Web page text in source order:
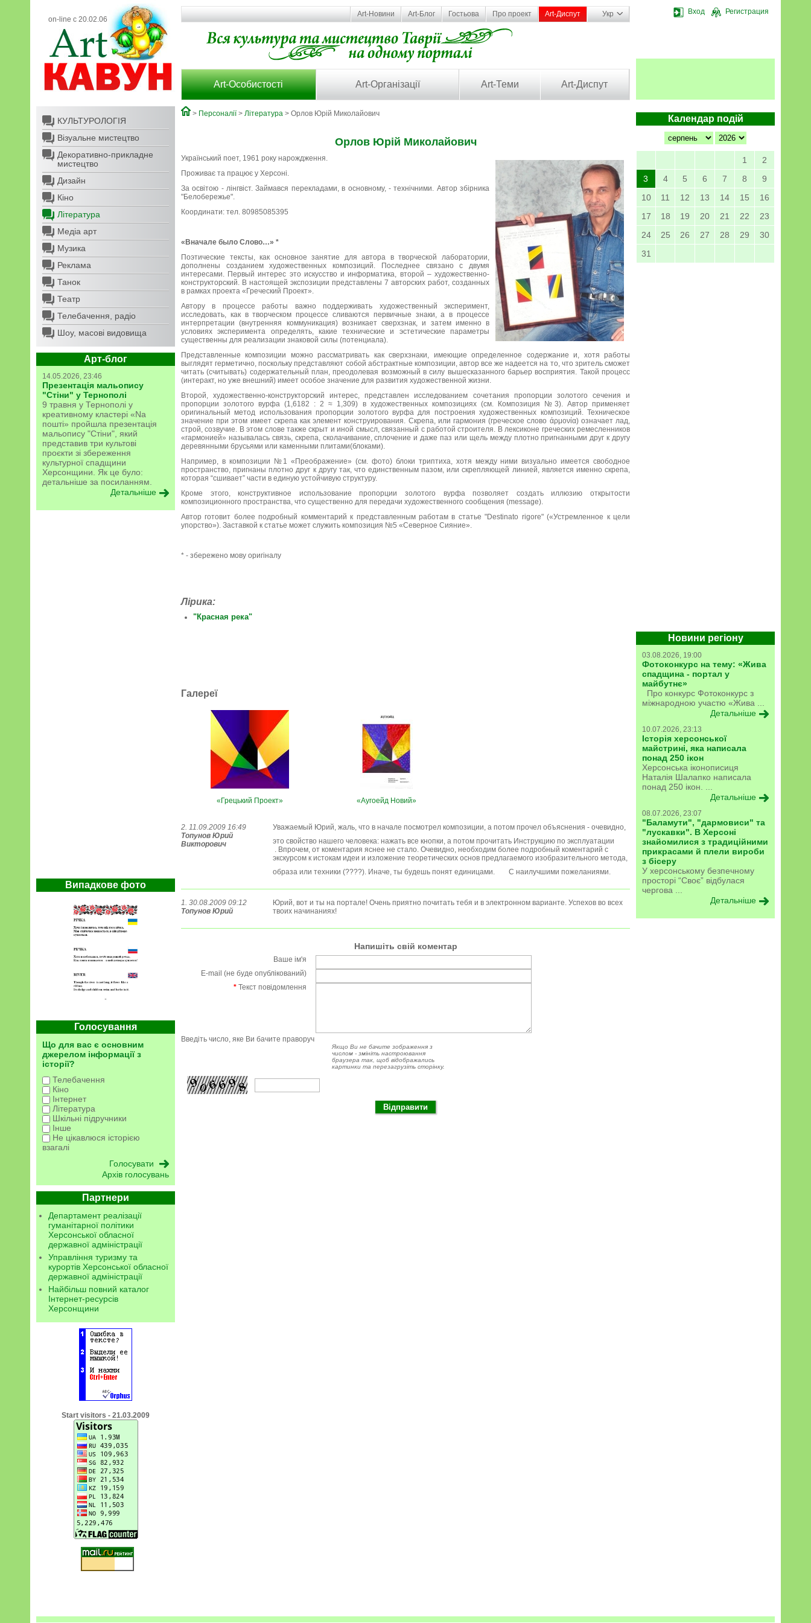
on-line с 20.02.06
Вход Регистрация
Art-Новини Art-Блог Гостьова Про проект Art-Диспут Укр
Art-Особистості Art-Організації Art-Теми Art-Диспут
КУЛЬТУРОЛОГІЯ
Візуальне мистецтво
Декоративно-прикладне
мистецтво
Дизайн
Кіно
Література
Медіа арт
Музика
Реклама
Танок
Театр
Телебачення, радіо
Шоу, масові видовища
Арт-блог
14.05.2026, 23:46
Презентація мальопису
"Стіни" у Тернополі
9 травня у Тернополі у
креативному кластері «Na
пошті» пройшла презентація
мальопису "Стіни", який
представив три культові
проєкти зі збереження
культурної спадщини
Херсонщини. Як це було:
детальніше за посиланням.
Детальніше
Випадкове фото
Голосування
Що для вас є основним
джерелом інформації з
історії?
Телебачення
Кіно
Інтернет
Література
Шкільні підручники
Інше
Не цікавлюся історією
взагалі
Архів голосувань
Партнери
Департамент реалізації
гуманітарної політики
Херсонської обласної
державної адміністрації
Управління туризму та
курортів Херсонської обласної
державної адміністрації
Найбільш повний каталог
Інтернет-ресурсів
Херсонщини
Start visitors - 21.03.2009
Календар подій
1
2
3
4 5 6 7 8
9
10
11 12 13 14 15
16
17
18 19 20 21 22
23
24
25 26 27 28 29
30
31
Новини регіону
03.08.2026, 19:00
Фотоконкурс на тему: «Жива
спадщина - портал у
майбутнє»
Про конкурс Фотоконкурс з
міжнародною участю «Жива ...
Детальніше
10.07.2026, 23:13
Історія херсонської
майстрині, яка написала
понад 250 ікон
Херсонська іконописиця
Наталія Шалапко написала
понад 250 ікон. ...
Детальніше
08.07.2026, 23:07
"Баламути", "дармовиси" та
"лускавки". В Херсоні
знайомилися з традиційними
прикрасами й плели вироби
з бісеру
У херсонському безпечному
просторі “Своє” відбулася
чергова ...
Детальніше
> Персоналії> Література > Орлов Юрій Миколайович
Орлов Юрій Миколайович
Український поет, 1961 року нарождження.
Проживає та працює у Херсоні.
За освітою - лінгвіст. Займався перекладами, в основному, - технічними. Автор збірника
"Белобережье".
Координати: тел. 80985085395
«Вначале было Слово…» *
Поэтические тексты, как основное занятие для автора в творческой лаборатории,
дополнены созданием художественных композиций. Последнее связано с двумя
интересами. Первый интерес это искусство и информатика, второй – художественно-
конструкторский. В настоящей экспозиции представлены 7 авторских работ, созданных
в рамках проекта «Греческий Проект».
Автору в процессе работы важно поддерживать художественный эксперимент,
исследовать, как в творческом процессе сливаются первичные знаки, а в процессе
интерпретации (внутренняя коммуникация) возникает сверхзнак, и затем именно в
условиях эксперимента определять, какие технические и эстетические параметры
существенны для реализации знаковой силы (потенциала).
Представленные композиции можно рассматривать как сверхзнаки, имеющие определенное содержание и, хотя работы
выглядят герметично, поскольку представляют собой абстрактные композиции, автор все же надеется на то, что зритель сможет
читать (считывать) содержательный план, преодолевая возможный в силу вышесказанного барьер восприятия. Такой процесс
(интеракт, но уже внешний) имеет особое значение для развития художественной жизни.
Второй, художественно-конструкторский интерес, представлен исследованием сочетания пропорции золотого сечения и
пропорции золотого вурфа (1,6182 : 2 ≈ 1,309) в художественных композициях (см. Композиция №3). Автор применяет
оригинальный метод использования пропорции золотого вурфа для построения художественных композиций. Техническое
значение при этом имеет скрепа как элемент конструирования. Скрепа, или гармония (греческое слово άρμονία) означает лад,
строй, созвучие. В этом слове также скрыт и иной смысл, связанный с работой строителя. В лексиконе греческих ремесленников
«гармонией» называлась связь, скрепа, сколачивание, сплочение и даже паз или щель между плотно пригнанными друг к другу
деревянными брусьями или каменными плитами(блоками).
Например, в композиции №1 «Преображение» (см. фото) блоки триптиха, хотя между ними визуально имеется свободное
пространство, пригнаны плотно друг к другу так, что единственным пазом, или скрепляющей линией, является именно скрепа,
которая “сшивает” части в единую устойчивую структуру.
Кроме этого, конструктивное использование пропорции золотого вурфа позволяет создать иллюзию открытости
композиционного пространства, что существенно для передачи художественного сообщения (message).
Автор готовит более подробный комментарий к представленным работам в статье "Destinato rigore" («Устремленное к цели
упорство»). Заставкой к статье может служить композиция №5 «Северное Сияние».
* - збережено мову оригіналу
Лірика:
"Красная река"
Галереї
«Грецький Проект» «Аугоейд Новий»
2. 11.09.2009 16:49
Топунов Юрий
Викторович
Уважаемый Юрий, жаль, что в начале посмотрел композиции, а потом прочел объяснения - очевидно,
это свойство нашего человека: нажать все кнопки, а потом прочитать Инструкцию по эксплуатации
. Впрочем, от коментария яснее не стало. Очевидно, необходим более подробный коментарий с
экскурсом к истокам идеи и изложение теоретических основ предлагаемого изобразительного метода,
образа или техники (????). Иначе, ты будешь понят единицами.
С наилучшими пожеланиями.
1. 30.08.2009 09:12
Топунов Юрий
Юрий, вот и ты на портале! Очень приятно почитать тебя и в электронном варианте. Успехов во всех
твоих начинаниях!
Напишіть свій коментар
Ваше ім'я
E-mail (не буде опублікований)
* Текст повідомлення
Введіть число, яке Ви бачите праворуч
Якщо Ви не бачите зображення з
числом - змініть настроювання
браузера так, щоб відображались
картинки та перезагрузіть сторінку.